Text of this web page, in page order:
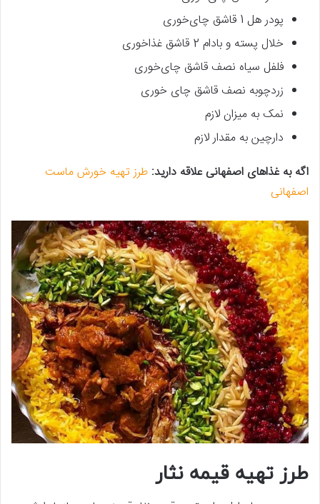
پودر هل 1 قاشق چای‌خوری
خلال پسته و بادام 2 قاشق غذاخوری
فلفل سیاه نصف قاشق چای‌خوری
زردچوبه نصف قاشق چای خوری
نمک به میزان لازم
دارچین به مقدار لازم
اگه به غذاهای اصفهانی علاقه دارید: طرز تهیه خورش ماست
اصفهانی
طرز تهیه قیمه نثار